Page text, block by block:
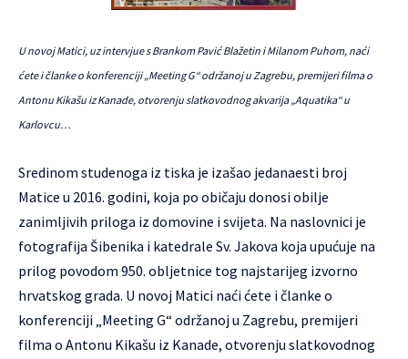
U novoj Matici, uz intervjue s Brankom Pavić Blažetin i Milanom Puhom, naći
ćete i članke o konferenciji „Meeting G“ održanoj u Zagrebu, premijeri filma o
Antonu Kikašu iz Kanade, otvorenju slatkovodnog akvarija „Aquatika“ u
Karlovcu…
Sredinom studenoga iz tiska je izašao jedanaesti broj
Matice u 2016. godini, koja po običaju donosi obilje
zanimljivih priloga iz domovine i svijeta. Na naslovnici je
fotografija Šibenika i katedrale Sv. Jakova koja upućuje na
prilog povodom 950. obljetnice tog najstarijeg izvorno
hrvatskog grada. U novoj Matici naći ćete i članke o
konferenciji „Meeting G“ održanoj u Zagrebu, premijeri
filma o Antonu Kikašu iz Kanade, otvorenju slatkovodnog